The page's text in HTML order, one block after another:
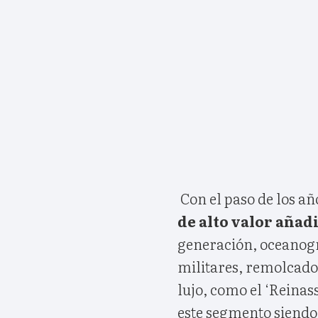
Con el paso de los
de alto valor
generación,
militares,
lujo, como el
este segmento